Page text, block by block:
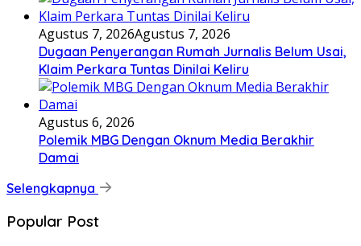
Agustus 7, 2026Agustus 7, 2026
Dugaan Penyerangan Rumah Jurnalis Belum Usai,
Klaim Perkara Tuntas Dinilai Keliru
Agustus 6, 2026
Polemik MBG Dengan Oknum Media Berakhir
Damai
Selengkapnya
Popular Post